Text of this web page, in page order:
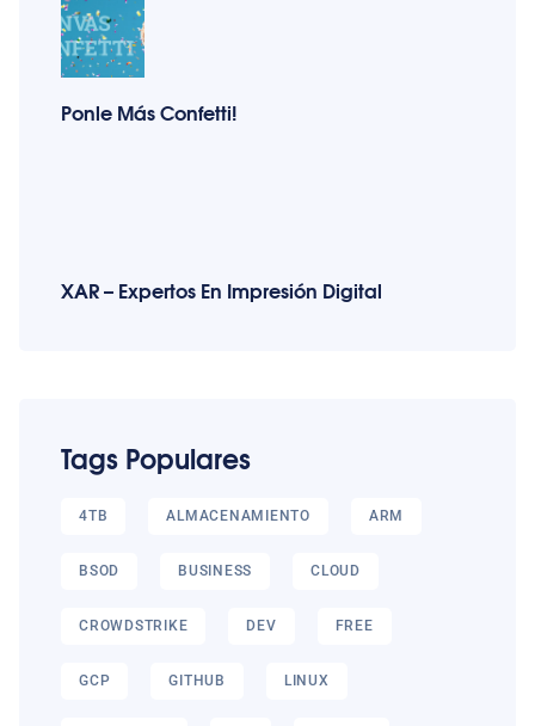
Ponle Más Confetti!
XAR – Expertos En Impresión Digital
Tags Populares
4TB ALMACENAMIENTO ARM
BSOD BUSINESS CLOUD
CROWDSTRIKE DEV FREE
GCP GITHUB LINUX